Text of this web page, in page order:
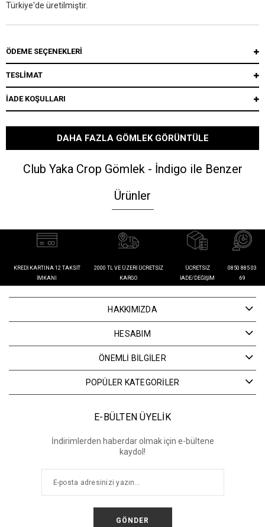
Türkiye'de üretilmiştir.
ÖDEME SEÇENEKLERI
TESLİMAT
İADE KOŞULLARI
DAHA FAZLA GÖMLEK GÖRÜNTÜLE
Club Yaka Crop Gömlek - İndigo ile Benzer
Ürünler
KREDI KARTINA 12 TAKSIT
İMKANI
2000 TL VE ÜZERI ÜCRETSIZ
KARGO
ÜCRETSIZ
İADE/DEĞIŞIM
0850 885 03
69
HAKKIMIZDA
HESABIM
ÖNEMLİ BİLGİLER
POPÜLER KATEGORİLER
E-BÜLTEN ÜYELİK
İndirimlerden haberdar olmak için e-bültene
kaydol!
GÖNDER